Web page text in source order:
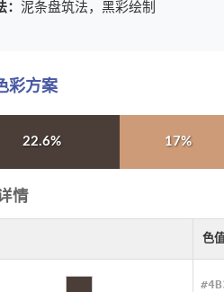
： 泥条盘筑法，黑彩绘制
彩方案
22.6% 17%
情
色值